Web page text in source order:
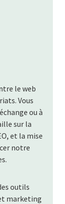
le web
Vous
ou à
sur la
et la mise
notre
outils
marketing